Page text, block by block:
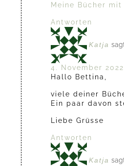
Meine Bücher mit
Antworten
Katja
4. November
Hallo Bettina,
viele deiner
Ein paar davon
Liebe Grüsse
Antworten
Katja